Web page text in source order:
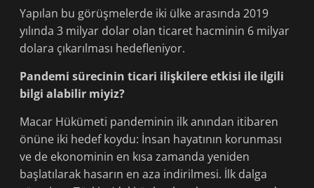
Yapılan bu görüşmelerde iki ülke arasında 2019
yılında 3 milyar dolar olan ticaret hacminin 6 milyar
dolara çıkarılması hedefleniyor.
Pandemi sürecinin ticari ilişkilere etkisi ile ilgili
bilgi alabilir miyiz?
Macar Hükümeti pandeminin ilk anından itibaren
önüne iki hedef koydu: İnsan hayatının korunması
ve de ekonominin en kısa zamanda yeniden
başlatılarak hasarın en aza indirilmesi. İlk dalga